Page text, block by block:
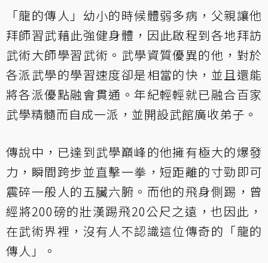
「龍的傳人」幼小的時候體弱多病，父親讓他
拜師習武藉此強健身體，因此啟程到各地拜訪
武術大師學習武術。武學資質優異的他，對於
各派武學的學習速度卻是相當的快，並且還能
將各派優點融會貫通。年紀輕輕就已融合百家
武學精髓而自成一派，並開設武館廣收弟子。
傳說中，已達到武學巔峰的他擁有極大的爆發
力，瞬間跨步並直擊一拳，短距離的寸勁即可
震碎一般人的五臟六腑。而他的飛身側踢，曾
經將200磅的壯漢踢飛20公尺之遠，也因此，
在武術界裡，沒有人不認識這位傳奇的「龍的
傳人」。